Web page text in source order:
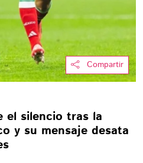
Compartir
el silencio tras la
y su mensaje desata